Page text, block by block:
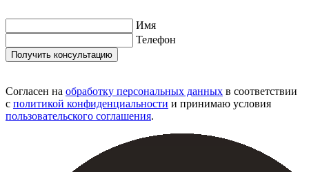
Имя
Телефон
Согласен на обработку персональных данных в соответствии
с политикой конфиденциальности и принимаю условия
пользовательского соглашения.